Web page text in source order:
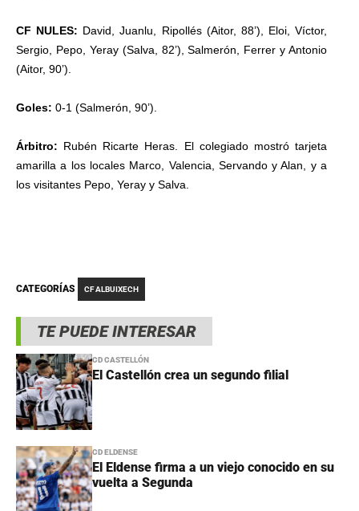
TE PUEDE INTERESAR
CD CASTELLÓN
El Castellón crea un segundo filial
CD ELDENSE
El Eldense firma a un viejo conocido en su
vuelta a Segunda
CF NULES: David, Juanlu, Ripollés (Aitor, 88’), Eloi, Víctor,
Sergio, Pepo, Yeray (Salva, 82’), Salmerón, Ferrer y Antonio
(Aitor, 90’).
Goles: 0-1 (Salmerón, 90’).
Árbitro: Rubén Ricarte Heras. El colegiado mostró tarjeta
amarilla a los locales Marco, Valencia, Servando y Alan, y a
los visitantes Pepo, Yeray y Salva.
CATEGORÍAS CF ALBUIXECH